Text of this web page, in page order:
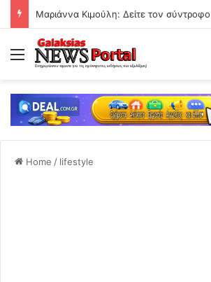
Menu
Home / lifestyle